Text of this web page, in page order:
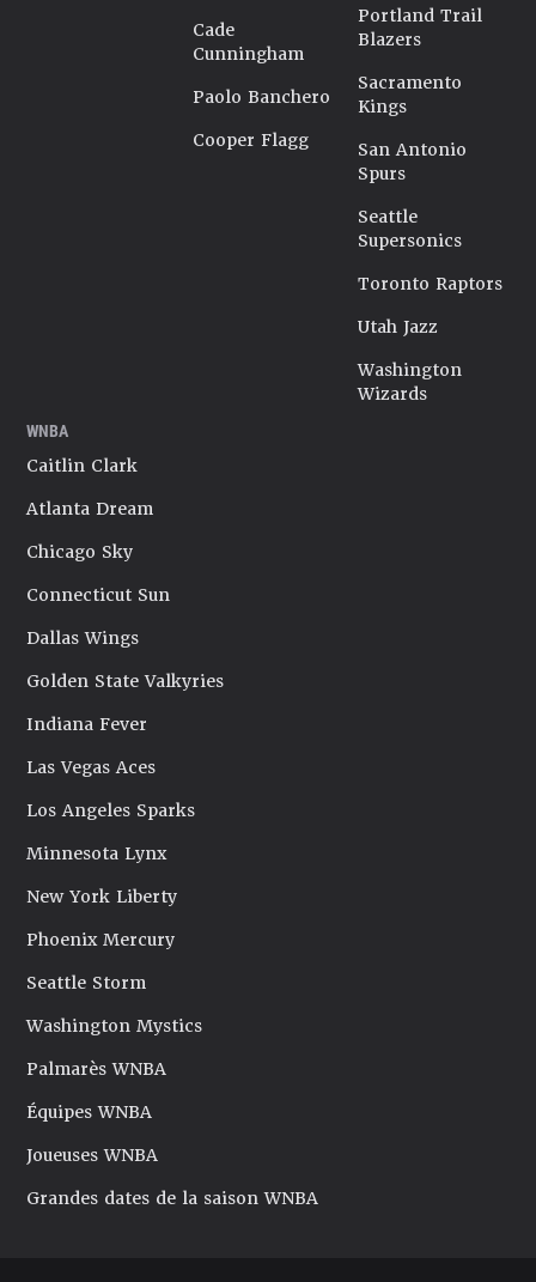
Cade
Cunningham
Paolo Banchero
Cooper Flagg
Portland Trail
Blazers
Sacramento
Kings
San Antonio
Spurs
Seattle
Supersonics
Toronto Raptors
Utah Jazz
Washington
Wizards
WNBA
Caitlin Clark
Atlanta Dream
Chicago Sky
Connecticut Sun
Dallas Wings
Golden State Valkyries
Indiana Fever
Las Vegas Aces
Los Angeles Sparks
Minnesota Lynx
New York Liberty
Phoenix Mercury
Seattle Storm
Washington Mystics
Palmarès WNBA
Équipes WNBA
Joueuses WNBA
Grandes dates de la saison WNBA